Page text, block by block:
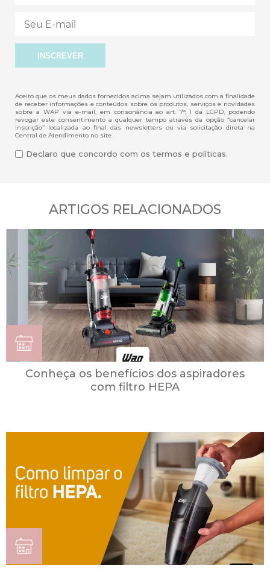
Aceito que os meus dados fornecidos acima sejam utilizados com a finalidade
de receber informações e conteúdos sobre os produtos, serviços e novidades
sobre a WAP via e-mail, em consonância ao art. 7°, I da LGPD, podendo
revogar este consentimento a qualquer tempo através da opção “cancelar
inscrição” localizada ao final das newsletters ou via solicitação direta na
Central de Atendimento no site.
Declaro que concordo com os termos e políticas.
ARTIGOS RELACIONADOS
Conheça os benefícios dos aspiradores
com filtro HEPA